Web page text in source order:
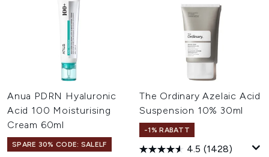
Anua PDRN Hyaluronic
Acid 100 Moisturising
Cream 60ml
SPARE 30% CODE: SALELF
The Ordinary Azelaic Acid
Suspension 10% 30ml
-1% RABATT
4.5 (1428)